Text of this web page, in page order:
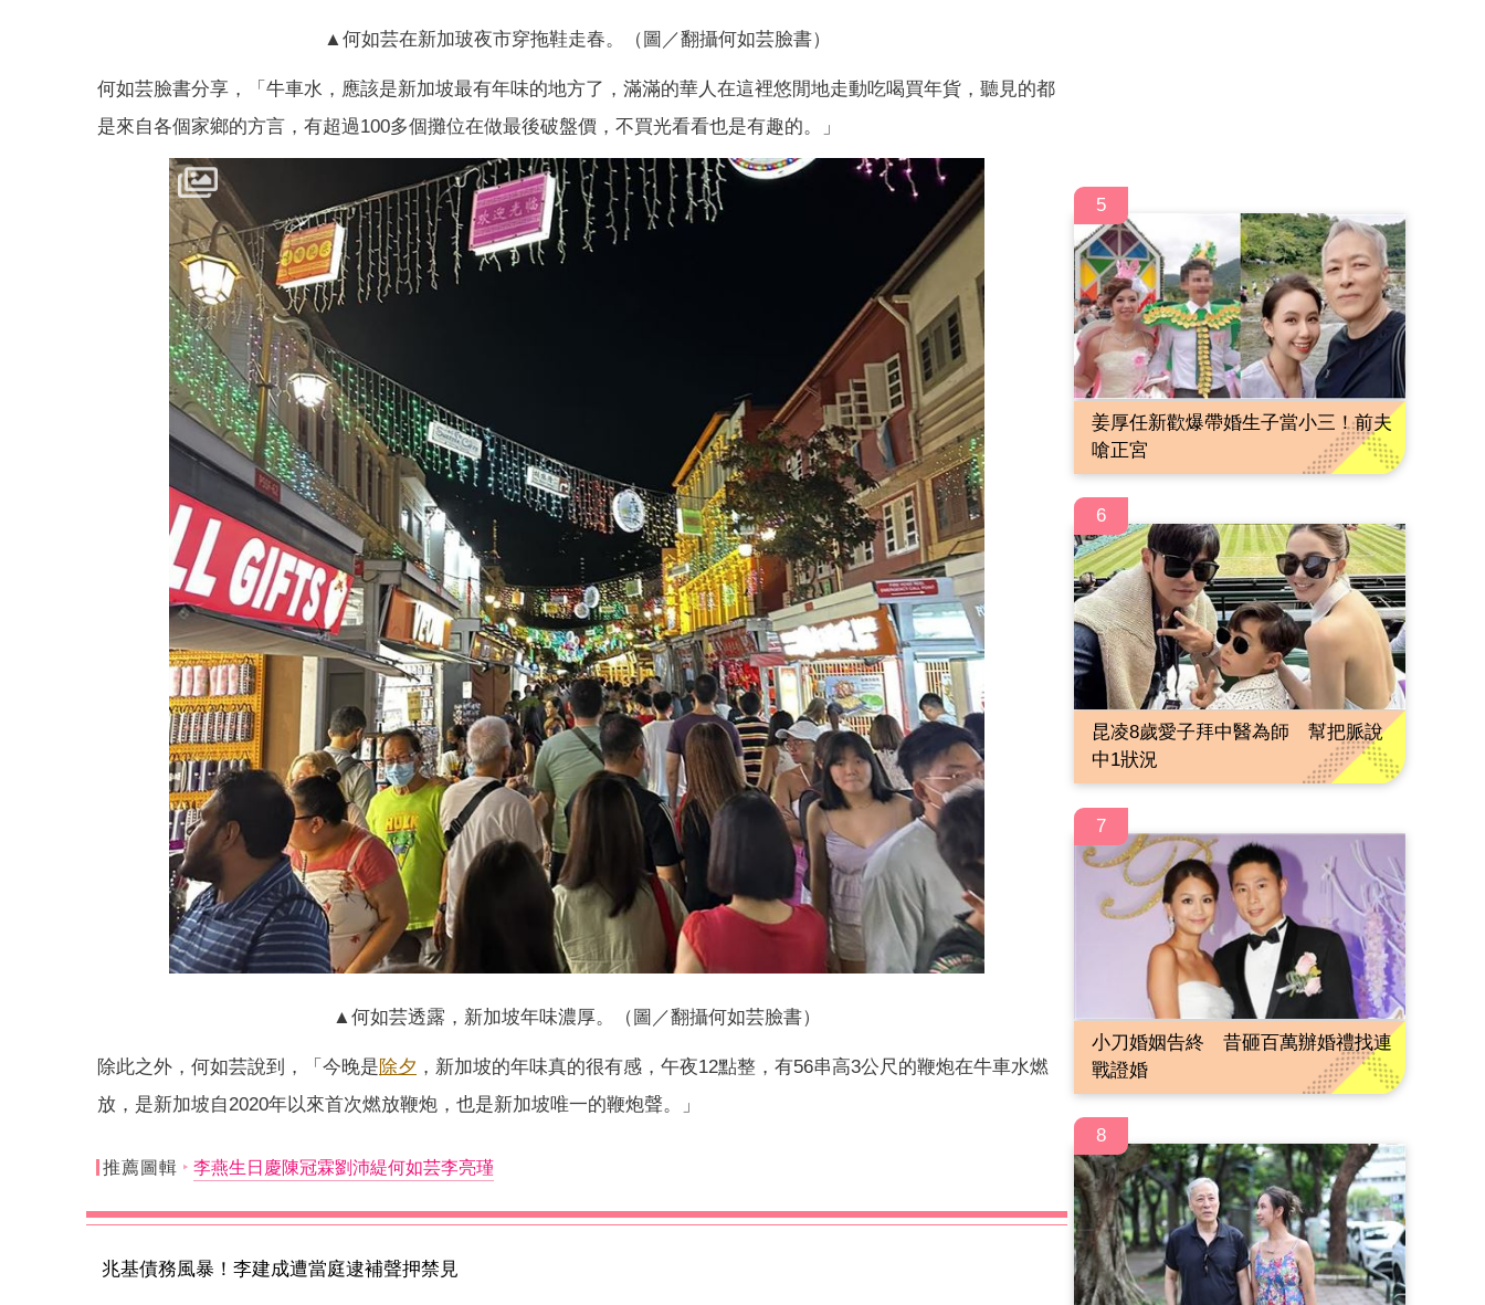
▲何如芸在新加玻夜市穿拖鞋走春。（圖／翻攝何如芸臉書）
何如芸臉書分享，「牛車水，應該是新加坡最有年味的地方了，滿滿的華人在這裡悠閒地走動吃喝買年貨，聽見的都
是來自各個家鄉的方言，有超過100多個攤位在做最後破盤價，不買光看看也是有趣的。」
▲何如芸透露，新加坡年味濃厚。（圖／翻攝何如芸臉書）
除此之外，何如芸說到，「今晚是除夕 ，新加坡的年味真的很有感，午夜12點整，有56串高3公尺的鞭炮在牛車水燃
放，是新加坡自2020年以來首次燃放鞭炮，也是新加坡唯一的鞭炮聲。」
推薦圖輯 李燕生日慶陳冠霖劉沛緹何如芸李亮瑾
兆基債務風暴！李建成遭當庭逮補聲押禁見
5
姜厚任新歡爆帶婚生子當小三！前夫
嗆正宮
6
昆凌8歲愛子拜中醫為師 幫把脈說
中1狀況
7
小刀婚姻告終 昔砸百萬辦婚禮找連
戰證婚
8